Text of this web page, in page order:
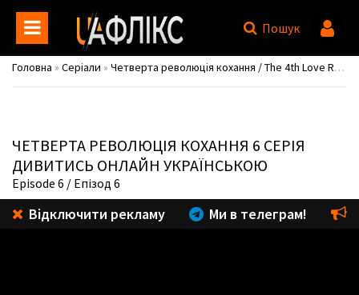
Пошук
Головна » Серіали » Четверта революція кохання / The 4th Love Revolution / Love.exe / Je-4-Cha Sa-lang Hyeog-myeong
ЧЕТВЕРТА РЕВОЛЮЦІЯ КОХАННЯ 6 СЕРІЯ
ДИВИТИСЬ ОНЛАЙН УКРАЇНСЬКОЮ
Episode 6 / Епізод 6
Відключити рекламу Ми в телеграм!